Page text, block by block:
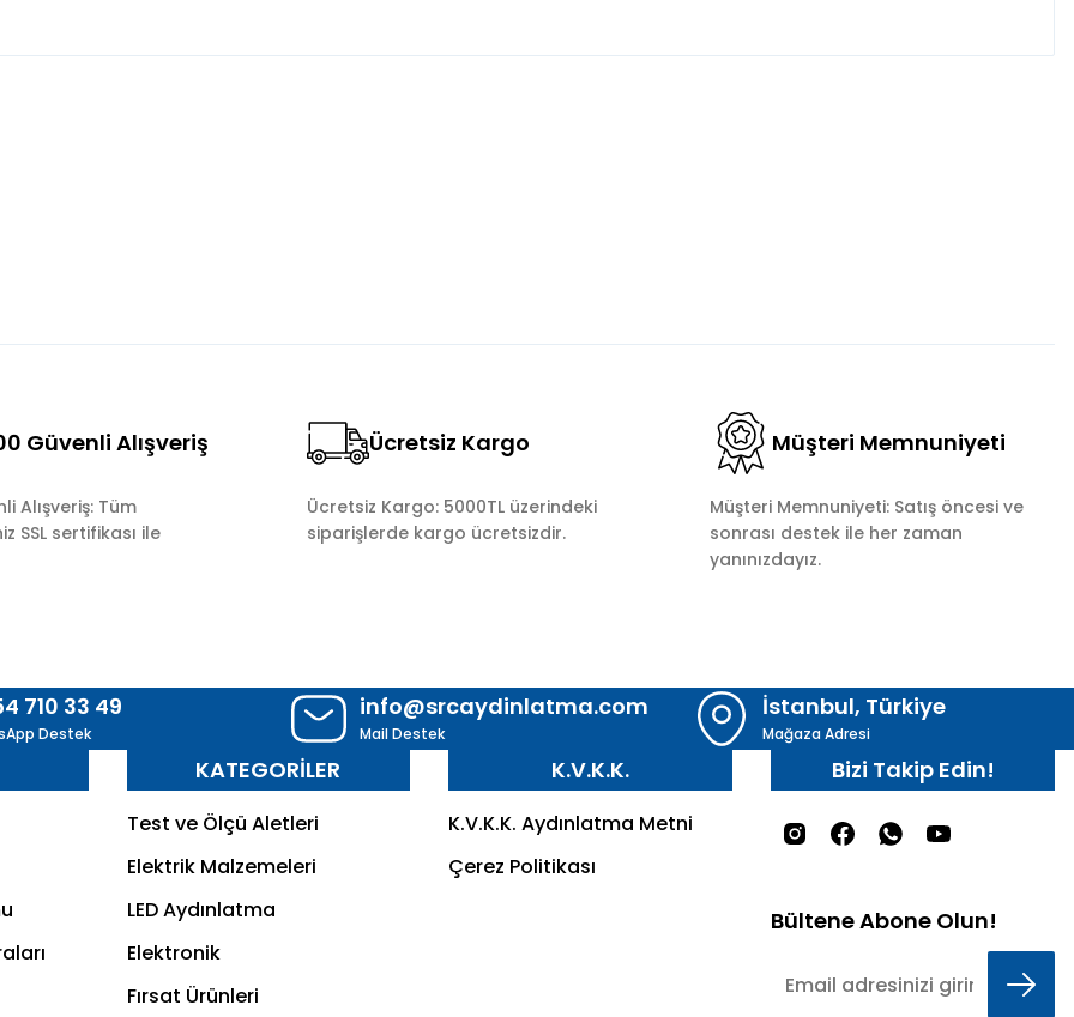
Güvenli Alışveriş
Alışveriş: Tüm
SSL sertifikası ile
Ücretsiz Kargo
Ücretsiz Kargo: 5000TL üzerindeki
siparişlerde kargo ücretsizdir.
Müşteri Memnuniyeti
Müşteri Memnuniyeti: Satış öncesi ve
sonrası destek ile her zaman
yanınızdayız.
710 33 49
Destek
info@srcaydinlatma.com
Mail Destek
İstanbul, Türkiye
Mağaza Adresi
KATEGORİLER
Test ve Ölçü Aletleri
Elektrik Malzemeleri
LED Aydınlatma
Elektronik
Fırsat Ürünleri
K.V.K.K.
K.V.K.K. Aydınlatma Metni
Çerez Politikası
Bizi Takip Edin!
Bültene Abone Olun!